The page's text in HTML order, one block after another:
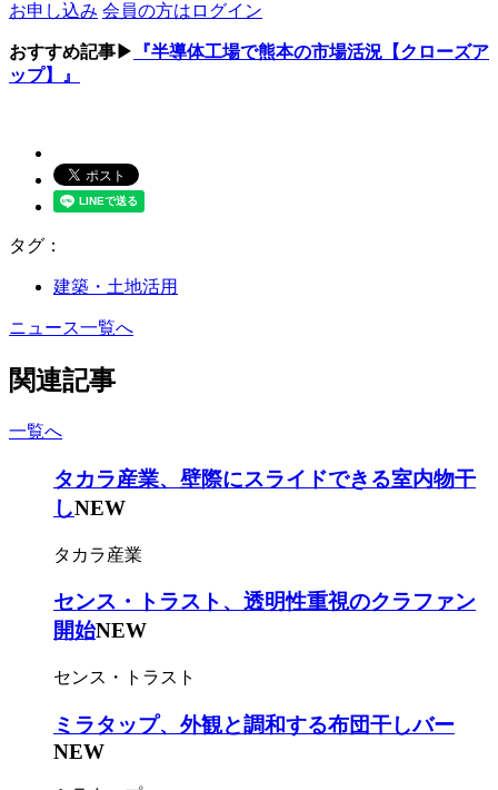
お申し込み 会員の方はログイン
おすすめ記事▶
『半導体工場で熊本の市場活況【クローズア
ップ】』
タグ：
建築・土地活用
ニュース一覧へ
関連記事
一覧へ
タカラ産業、壁際にスライドできる室内物干
しNEW
タカラ産業
センス・トラスト、透明性重視のクラファン
開始NEW
センス・トラスト
ミラタップ、外観と調和する布団干しバー
NEW